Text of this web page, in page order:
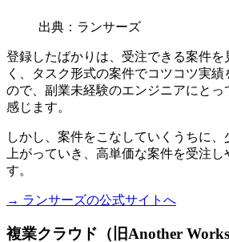
出典：ランサーズ
登録したばかりは、受注できる案件を
く、タスク形式の案件でコツコツ実
ので、副業未経験のエンジニアにとっ
感じます。
しかし、案件をこなしていくうちに
上がっていき、 高単価な案件を受注し
す。
→ ランサーズの公式サイトへ
複業クラウド（旧Another